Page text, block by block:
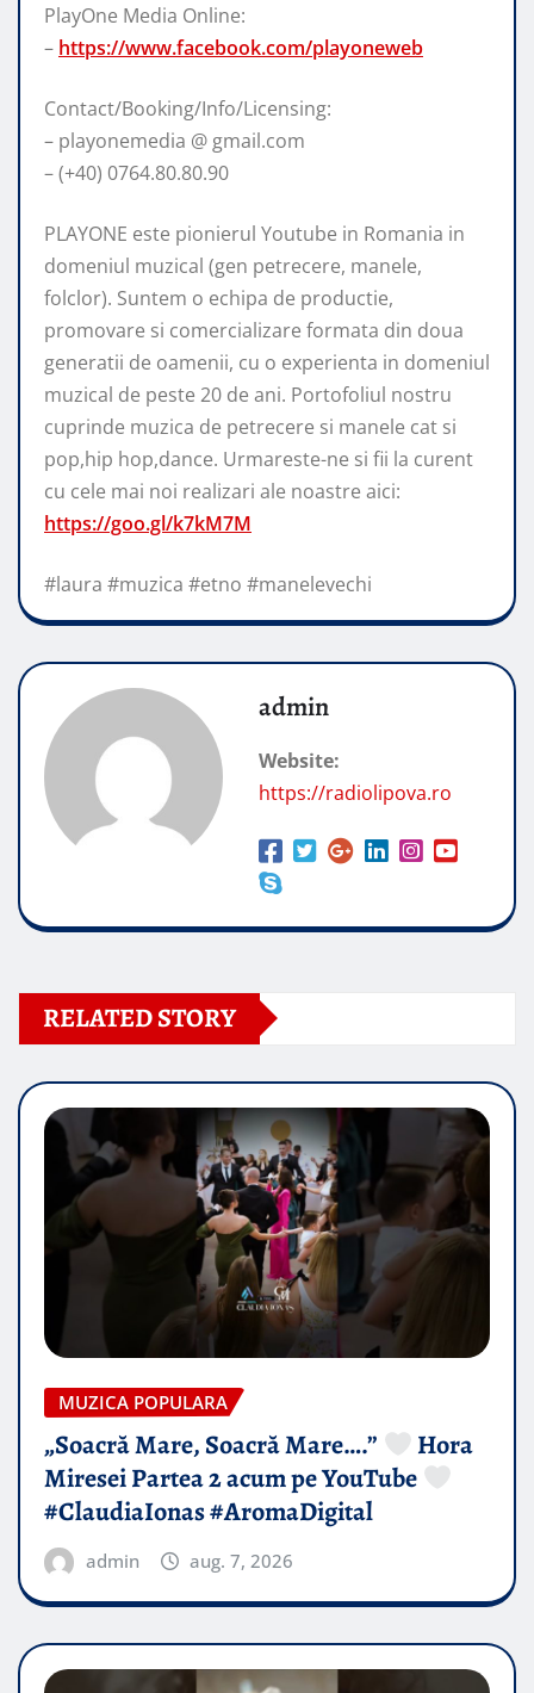
PlayOne Media Online:
– https://www.facebook.com/playoneweb
Contact/Booking/Info/Licensing:
– playonemedia @ gmail.com
– (+40) 0764.80.80.90
PLAYONE este pionierul Youtube in Romania in
domeniul muzical (gen petrecere, manele,
folclor). Suntem o echipa de productie,
promovare si comercializare formata din doua
generatii de oamenii, cu o experienta in domeniul
muzical de peste 20 de ani. Portofoliul nostru
cuprinde muzica de petrecere si manele cat si
pop,hip hop,dance. Urmareste-ne si fii la curent
cu cele mai noi realizari ale noastre aici:
https://goo.gl/k7kM7M
#laura #muzica #etno #manelevechi
admin
Website:
https://radiolipova.ro
RELATED STORY
MUZICA POPULARA
„Soacră Mare, Soacră Mare….”
Hora
Miresei Partea 2 acum pe YouTube
#ClaudiaIonas #AromaDigital
admin aug. 7, 2026